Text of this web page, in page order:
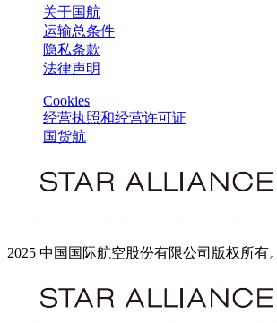
关于国航
运输总条件
隐私条款
法律声明
Cookies
经营执照和经营许可证
国货航
2025 中国国际航空股份有限公司版权所有。